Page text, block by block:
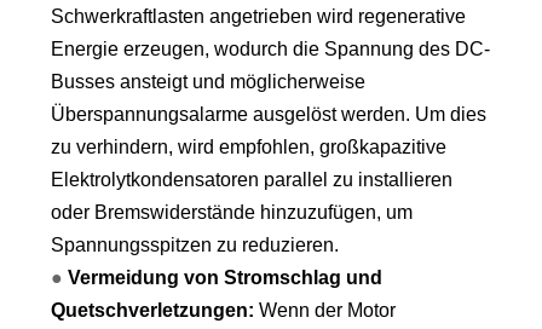
Schwerkraftlasten angetrieben wird regenerative
Energie erzeugen, wodurch die Spannung des DC-
Busses ansteigt und möglicherweise
Überspannungsalarme ausgelöst werden. Um dies
zu verhindern, wird empfohlen, großkapazitive
Elektrolytkondensatoren parallel zu installieren
oder Bremswiderstände hinzuzufügen, um
Spannungsspitzen zu reduzieren.
● Vermeidung von Stromschlag und
Quetschverletzungen: Wenn der Motor